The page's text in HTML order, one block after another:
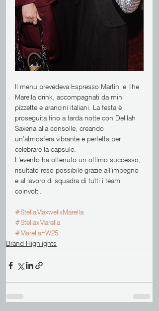
Il menu prevedeva Espresso Martini e The
Marella drink, accompagnati da mini
pizzette e arancini italiani. La festa è
proseguita fino a tarda notte con Delilah
Saxena alla consolle, creando
un’atmosfera vibrante e perfetta per
celebrare la capsule.
L’evento ha ottenuto un ottimo successo,
risultato reso possibile grazie all’impegno
e al lavoro di squadra di tutti i team
coinvolti.
#StellaMaxwellxMarella
#StellaxMarella
#MarellaFW25
Brand Highlights